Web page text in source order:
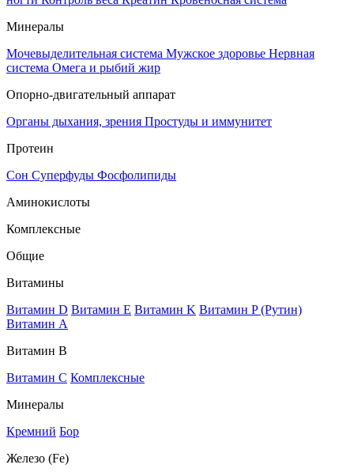
Минералы
Мочевыделительная система Мужское здоровье Нервная
система Омега и рыбий жир
Опорно-двигательный аппарат
Органы дыхания, зрения Простуды и иммунитет
Протеин
Сон Суперфуды Фосфолипиды
Аминокислоты
Комплексные
Общие
Витамины
Витамин D Витамин E Витамин K Витамин P (Рутин)
Витамин А
Витамин В
Витамин C Комплексные
Минералы
Кремний Бор
Железо (Fe)